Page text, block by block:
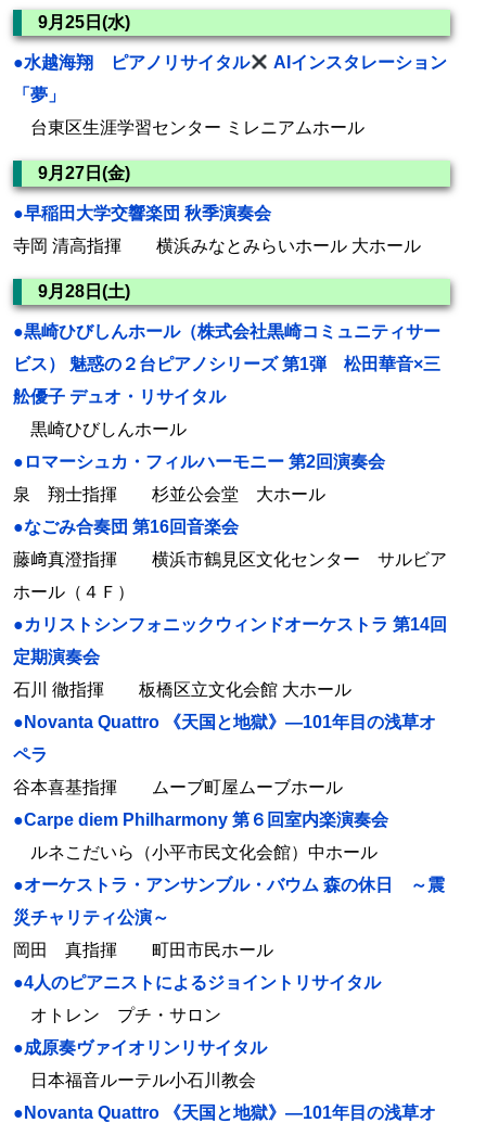
9月25日(水)
●水越海翔 ピアノリサイタル
AIインスタレーション
「夢」
台東区生涯学習センター ミレニアムホール
9月27日(金)
●早稲田大学交響楽団 秋季演奏会
寺岡 清高指揮 横浜みなとみらいホール 大ホール
9月28日(土)
●黒崎ひびしんホール（株式会社黒崎コミュニティサー
ビス） 魅惑の２台ピアノシリーズ 第1弾 松田華音×三
舩優子 デュオ・リサイタル
黒崎ひびしんホール
●ロマーシュカ・フィルハーモニー 第2回演奏会
泉 翔士指揮 杉並公会堂 大ホール
●なごみ合奏団 第16回音楽会
藤﨑真澄指揮 横浜市鶴見区文化センター サルビア
ホール（４Ｆ）
●カリストシンフォニックウィンドオーケストラ 第14回
定期演奏会
石川 徹指揮 板橋区立文化会館 大ホール
●Novanta Quattro 《天国と地獄》―101年目の浅草オ
ペラ
谷本喜基指揮 ムーブ町屋ムーブホール
●Carpe diem Philharmony 第６回室内楽演奏会
ルネこだいら（小平市民文化会館）中ホール
●オーケストラ・アンサンブル・バウム 森の休日 ～震
災チャリティ公演～
岡田 真指揮 町田市民ホール
●4人のピアニストによるジョイントリサイタル
オトレン プチ・サロン
●成原奏ヴァイオリンリサイタル
日本福音ルーテル小石川教会
●Novanta Quattro 《天国と地獄》―101年目の浅草オ